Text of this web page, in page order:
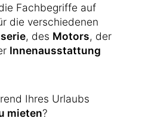
Fachbegriffe auf
die verschiedenen
, des Motors, der
Innenausstattung
Ihres Urlaubs
mieten?